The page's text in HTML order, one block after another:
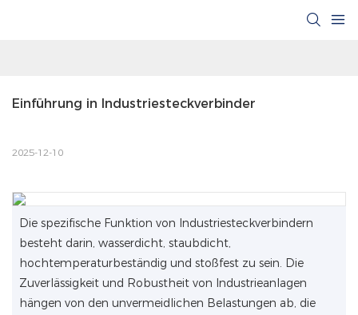
Einführung in Industriesteckverbinder
2025-12-10
Die spezifische Funktion von Industriesteckverbindern
besteht darin, wasserdicht, staubdicht,
hochtemperaturbeständig und stoßfest zu sein. Die
Zuverlässigkeit und Robustheit von Industrieanlagen
hängen von den unvermeidlichen Belastungen ab, die